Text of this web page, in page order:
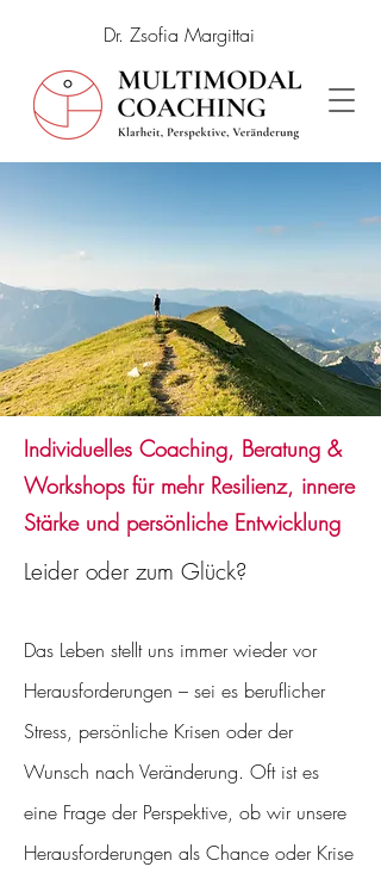
Dr. Zsofia Margittai
Individuelles Coaching, Beratung &
Workshops für mehr Resilienz, innere
Stärke und persönliche Entwicklung
Leider oder zum Glück?
Das Leben stellt uns immer wieder vor
Herausforderungen – sei es beruflicher
Stress, persönliche Krisen oder der
Wunsch nach Veränderung. Oft ist es
eine Frage der Perspektive, ob wir unsere
Herausforderungen als Chance oder Krise